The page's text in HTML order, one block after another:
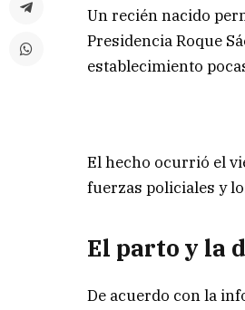
Un recién nacido
Presidencia Roque
establecimiento
El hecho ocurrió el
fuerzas policiales y
El parto y la
De acuerdo con la